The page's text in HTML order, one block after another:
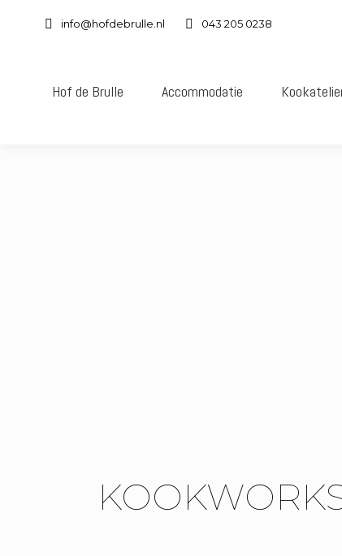
info@hofdebrulle.nl 043 205 0238
Hof de Brulle Accommodatie